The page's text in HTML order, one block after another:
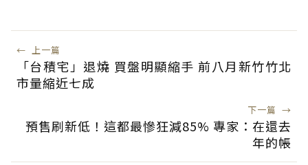
← 上一篇
「台積宅」退燒 買盤明顯縮手 前八月新竹竹北
市量縮近七成
下一篇 →
預售刷新低！這都最慘狂減85% 專家：在還去
年的帳